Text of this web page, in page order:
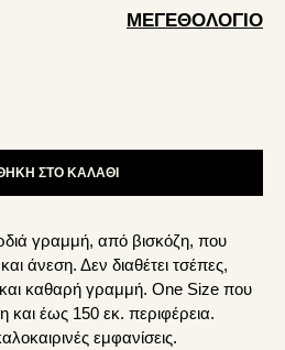
ΜΕΓΕΘΟΛΌΓΙΟ
ΣΤΟ ΚΑΛΆΘΙ
γραμμή, από βισκόζη, που
άνεση. Δεν διαθέτει τσέπες,
και καθαρή γραμμή. One Size που
και έως 150 εκ. περιφέρεια.
εμφανίσεις.